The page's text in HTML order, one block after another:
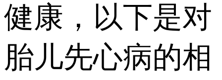
健康，以下是对
胎儿先心病的相